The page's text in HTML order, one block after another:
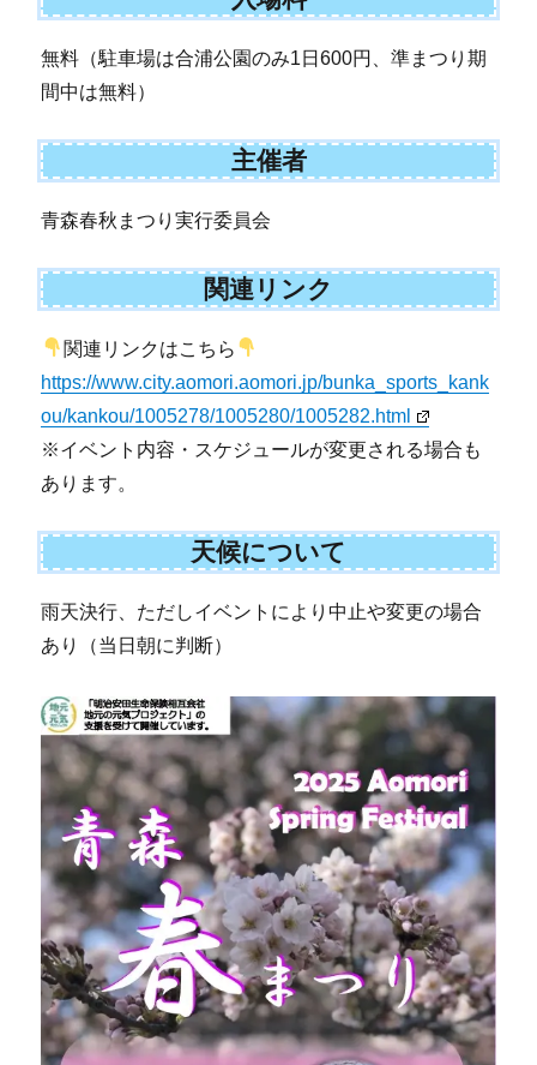
無料（駐車場は合浦公園のみ1日600円、準まつり期
間中は無料）
主催者
青森春秋まつり実行委員会
関連リンク
関連リンクはこちら
https://www.city.aomori.aomori.jp/bunka_sports_kank
ou/kankou/1005278/1005280/1005282.html
※イベント内容・スケジュールが変更される場合も
あります。
天候について
雨天決行、ただしイベントにより中止や変更の場合
あり（当日朝に判断）